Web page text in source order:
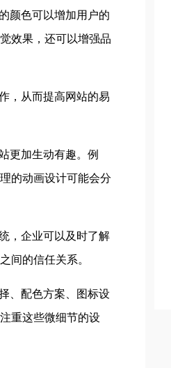
颜色可以增加用户的
效果，还可以增强品
，从而提高网站的易
更加生动有趣。例
的动画设计可能会分
，企业可以及时了解
间的信任关系。
、配色方案、图标设
重这些微细节的设